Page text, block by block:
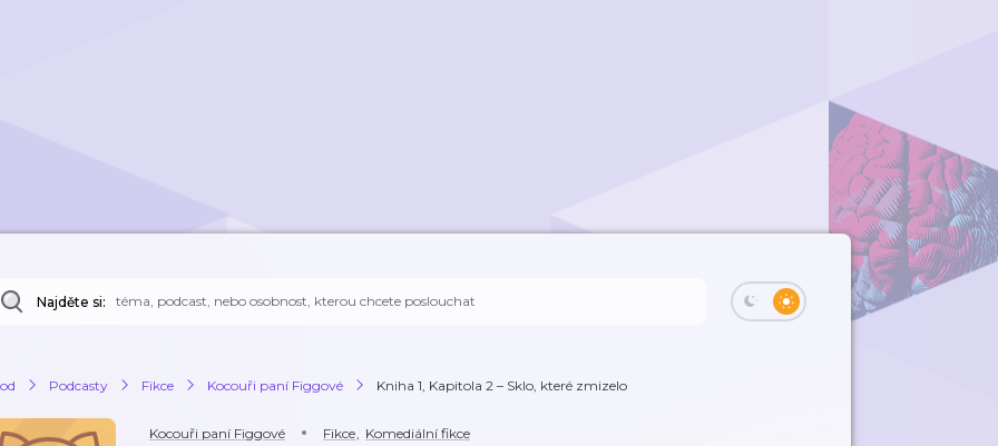
Najděte si:
Podcasty Fikce Kocouři paní Figgové Kniha 1, Kapitola 2 – Sklo, které zmizelo
Kocouři paní Figgové Fikce, Komediální fikce